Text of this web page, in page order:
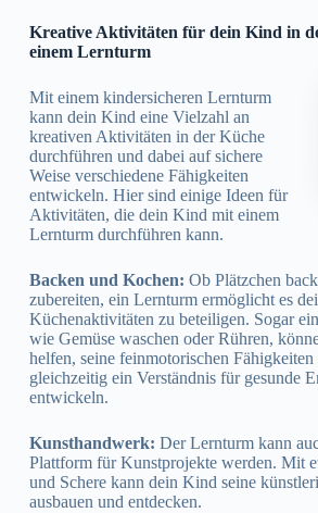
Kreative Aktivitäten für dein Kind in
einem Lernturm
Mit einem kindersicheren Lernturm
kann dein Kind eine Vielzahl an
kreativen Aktivitäten in der Küche
durchführen und dabei auf sichere
Weise verschiedene Fähigkeiten
entwickeln. Hier sind einige Ideen für
Aktivitäten, die dein Kind mit einem
Lernturm durchführen kann.
Backen und Kochen: Ob Plätzchen
zubereiten, ein Lernturm ermöglicht es
Küchenaktivitäten zu beteiligen. Sogar
wie Gemüse waschen oder Rühren,
helfen, seine feinmotorischen Fähigkeiten
gleichzeitig ein Verständnis für gesunde
entwickeln.
Kunsthandwerk: Der Lernturm kann
Plattform für Kunstprojekte werden. Mit
und Schere kann dein Kind seine
ausbauen und entdecken.